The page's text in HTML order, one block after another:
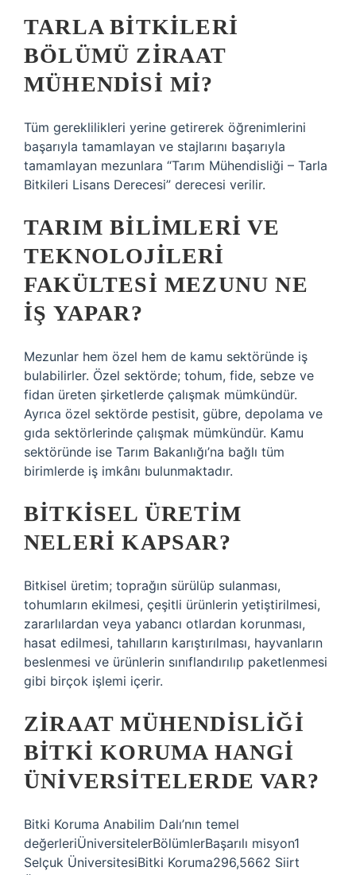
TARLA BITKILERI
BÖLÜMÜ ZIRAAT
MÜHENDISI MI?
Tüm gereklilikleri yerine getirerek öğrenimlerini
başarıyla tamamlayan ve stajlarını başarıyla
tamamlayan mezunlara “Tarım Mühendisliği – Tarla
Bitkileri Lisans Derecesi” derecesi verilir.
TARIM BILIMLERI VE
TEKNOLOJILERI
FAKÜLTESI MEZUNU NE
IŞ YAPAR?
Mezunlar hem özel hem de kamu sektöründe iş
bulabilirler. Özel sektörde; tohum, fide, sebze ve
fidan üreten şirketlerde çalışmak mümkündür.
Ayrıca özel sektörde pestisit, gübre, depolama ve
gıda sektörlerinde çalışmak mümkündür. Kamu
sektöründe ise Tarım Bakanlığı’na bağlı tüm
birimlerde iş imkânı bulunmaktadır.
BITKISEL ÜRETIM
NELERI KAPSAR?
Bitkisel üretim; toprağın sürülüp sulanması,
tohumların ekilmesi, çeşitli ürünlerin yetiştirilmesi,
zararlılardan veya yabancı otlardan korunması,
hasat edilmesi, tahılların karıştırılması, hayvanların
beslenmesi ve ürünlerin sınıflandırılıp paketlenmesi
gibi birçok işlemi içerir.
ZIRAAT MÜHENDISLIĞI
BITKI KORUMA HANGI
ÜNIVERSITELERDE VAR?
Bitki Koruma Anabilim Dalı’nın temel
değerleriÜniversitelerBölümlerBaşarılı misyon1
Selçuk ÜniversitesiBitki Koruma296,5662 Siirt